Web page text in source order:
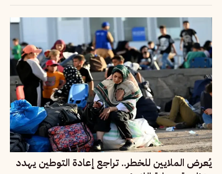
يُعرض الملايين للخطر.. تراجع إعادة التوطين يهدد